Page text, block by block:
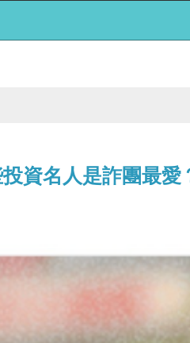
資名人是詐團最愛